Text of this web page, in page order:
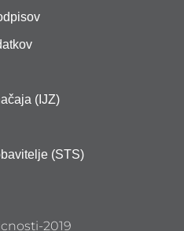
(IJZ)
(STS)